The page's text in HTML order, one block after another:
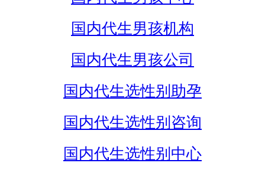
国内代生男孩机构
国内代生男孩公司
国内代生选性别助孕
国内代生选性别咨询
国内代生选性别中心